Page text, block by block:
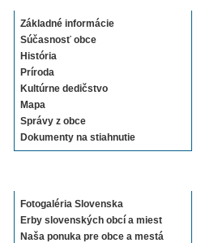
Základné informácie
Súčasnosť obce
História
Príroda
Kultúrne dedičstvo
Mapa
Správy z obce
Dokumenty na stiahnutie
Fotogaléria Slovenska
Erby slovenských obcí a miest
Naša ponuka pre obce a mestá